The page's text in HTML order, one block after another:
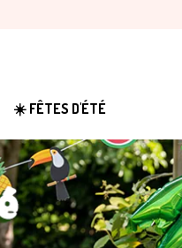
☀️ FÊTES D'ÉTÉ